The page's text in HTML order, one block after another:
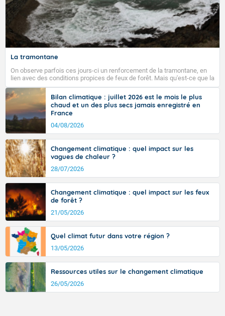
La tramontane
On observe parfois ces jours-ci un renforcement de la tramontane, en
lien avec des conditions propices de feux de forêt. Mais qu'est-ce que la
tramontane ? Quelles sont ses caractéristiques ? La tramontane est un
vent turbulent soufflant de secteur nord-ouest à nord, ou ouest à nord-
ouest, dans un secteur qui part du Roussillon à la vallée de l’Aude et à
l’ouest de l’Hérault. L’étymologie de ce vent vient du latin trasmontanus,
signifiant au-delà des monts, en allusion aux régions montagneuses
d’où provient ce vent.
Bilan climatique : juillet 2026 est le mois le plus
chaud et un des plus secs jamais enregistré en
France
04/08/2026
Changement climatique : quel impact sur les
vagues de chaleur ?
28/07/2026
Changement climatique : quel impact sur les feux
de forêt ?
21/05/2026
Quel climat futur dans votre région ?
13/05/2026
Ressources utiles sur le changement climatique
26/05/2026